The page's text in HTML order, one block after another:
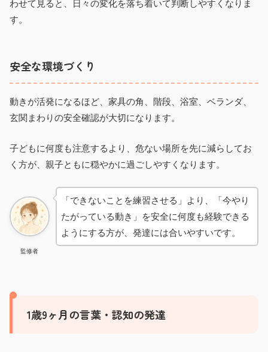
わせて見ると、日々の変化を落ち着いて判断しやすくなりま
す。
安全な環境づくり
動きが活発になるほど、家具の角、階段、浴室、ベランダ、
玄関まわりの安全確認が大切になります。
子どもに何度も注意するより、危ない場所を先に減らしてお
く方が、親子ともに穏やかに過ごしやすくなります。
監修者
「できないことを練習させる」より、「今やり
たがっている動き」を安全に何度も経験できる
ようにする方が、発達には合いやすいです。
1歳9ヶ月の言葉・認知の発達